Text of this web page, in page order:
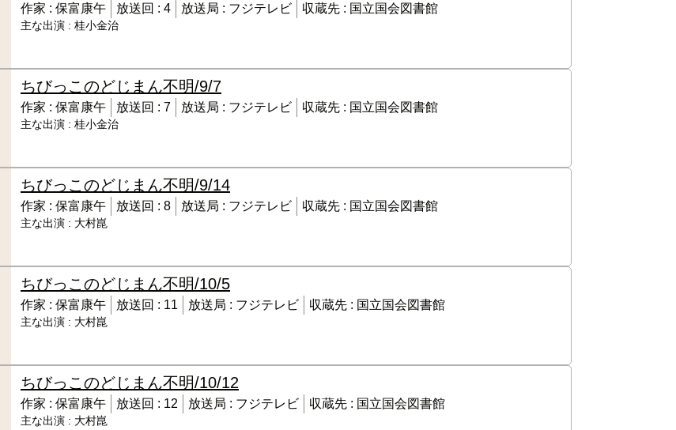
作家 : 保富康午 放送回 : 4 放送局 : フジテレビ 収蔵先 : 国立国会図書館
主な出演 : 桂小金治
ちびっこのどじまん不明/9/7
作家 : 保富康午 放送回 : 7 放送局 : フジテレビ 収蔵先 : 国立国会図書館
主な出演 : 桂小金治
ちびっこのどじまん不明/9/14
作家 : 保富康午 放送回 : 8 放送局 : フジテレビ 収蔵先 : 国立国会図書館
主な出演 : 大村崑
ちびっこのどじまん不明/10/5
作家 : 保富康午 放送回 : 11 放送局 : フジテレビ 収蔵先 : 国立国会図書館
主な出演 : 大村崑
ちびっこのどじまん不明/10/12
作家 : 保富康午 放送回 : 12 放送局 : フジテレビ 収蔵先 : 国立国会図書館
主な出演 : 大村崑